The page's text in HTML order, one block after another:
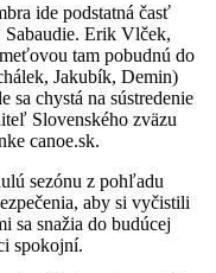
ide podstatná časť
Sabaudie. Erik Vlček,
tam pobudnú do
Jakubík, Demin)
sa chystá na sústredenie
Slovenského zväzu
canoe.sk.
sezónu z pohľadu
aby si vyčistili
sa snažia do budúcej
spokojní.